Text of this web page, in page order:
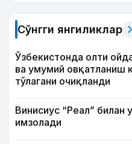
Сўнгги янгиликлар
Ўзбекистонда олти
ва умумий овқатланиш
тўлагани очиқланди
Винисиус “Реал”
имзолади